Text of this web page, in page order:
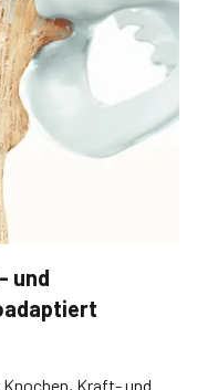
und
Kraft- und